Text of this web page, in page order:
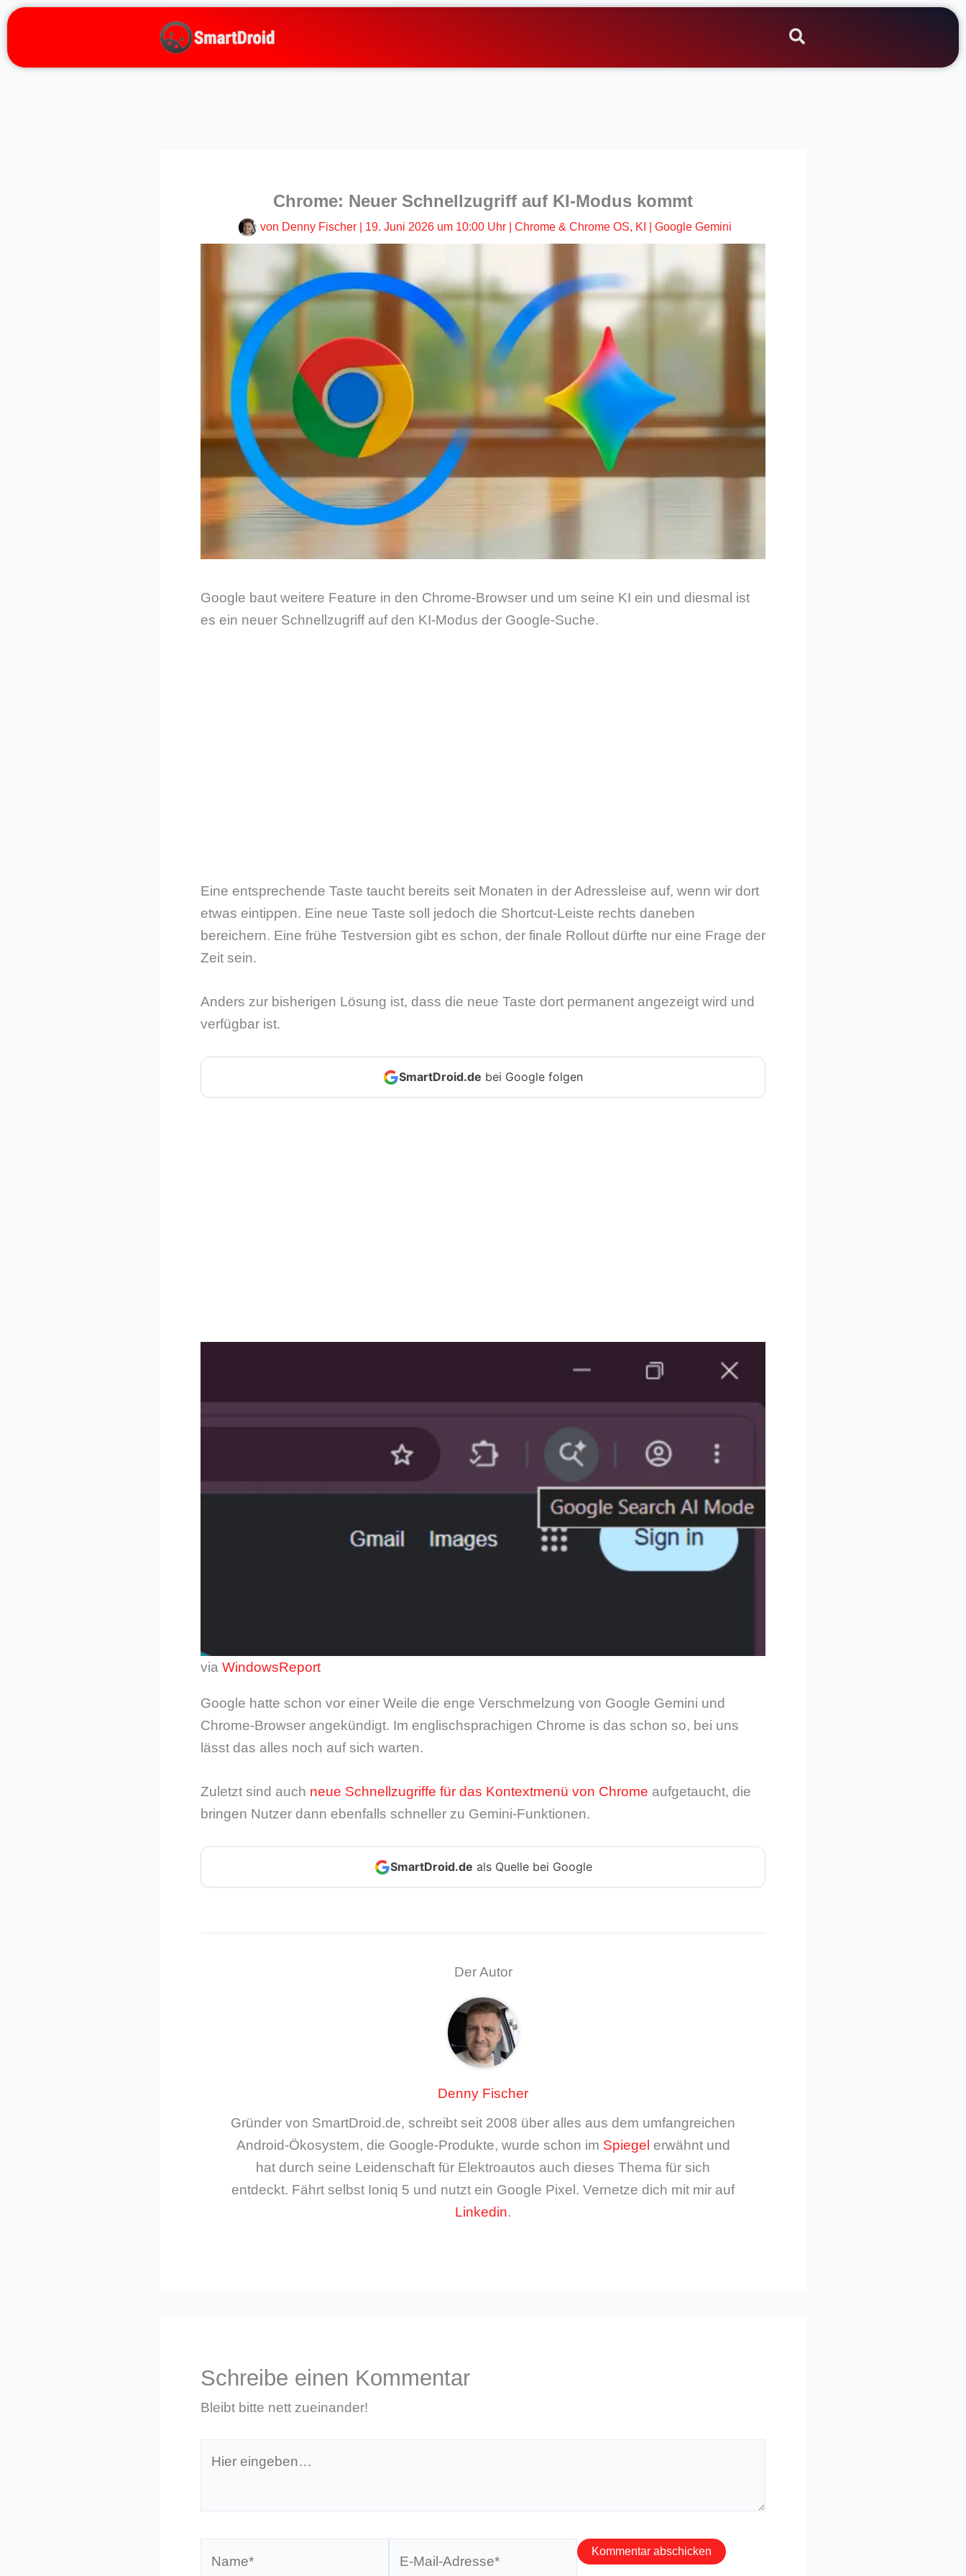
Zum
springen
Chrome: Neuer Schnellzugriff auf KI-Modus kommt
von Denny Fischer 19. Juni 2026 um 10:00 Uhr| Chrome & Chrome OS, KI Google Gemini
Google baut weitere Feature in den Chrome-Browser und um seine KI ein und diesmal ist
es ein neuer Schnellzugriff auf den KI-Modus der Google-Suche.
Eine entsprechende Taste taucht bereits seit Monaten in der Adressleise auf, wenn wir dort
etwas eintippen. Eine neue Taste soll jedoch die Shortcut-Leiste rechts daneben
bereichern. Eine frühe Testversion gibt es schon, der finale Rollout dürfte nur eine Frage der
Zeit sein.
Anders zur bisherigen Lösung ist, dass die neue Taste dort permanent angezeigt wird und
verfügbar ist.
SmartDroid.de bei Google folgen
via WindowsReport
Google hatte schon vor einer Weile die enge Verschmelzung von Google Gemini und
Chrome-Browser angekündigt. Im englischsprachigen Chrome is das schon so, bei uns
lässt das alles noch auf sich warten.
Zuletzt sind auch neue Schnellzugriffe für das Kontextmenü von Chrome aufgetaucht, die
bringen Nutzer dann ebenfalls schneller zu Gemini-Funktionen.
SmartDroid.de als Quelle bei Google
Der Autor
Denny Fischer
Gründer von SmartDroid.de, schreibt seit 2008 über alles aus dem umfangreichen
Android-Ökosystem, die Google-Produkte, wurde schon im Spiegel erwähnt und
hat durch seine Leidenschaft für Elektroautos auch dieses Thema für sich
entdeckt. Fährt selbst Ioniq 5 und nutzt ein Google Pixel. Vernetze dich mit mir auf
Linkedin.
Schreibe einen Kommentar
Bleibt bitte nett zueinander!
eingeben…